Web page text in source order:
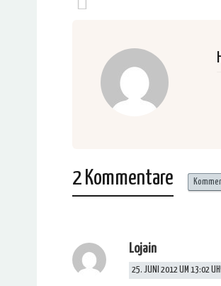
2 Kommentare
Lojain
25. JUNI 2012 UM 13:02